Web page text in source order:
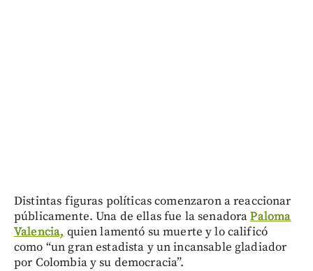
Distintas figuras políticas comenzaron a reaccionar
públicamente. Una de ellas fue la senadoraPaloma
Valencia, quien lamentó su muerte y lo calificó
como “un gran estadista y un incansable gladiador
por Colombia y su democracia”.